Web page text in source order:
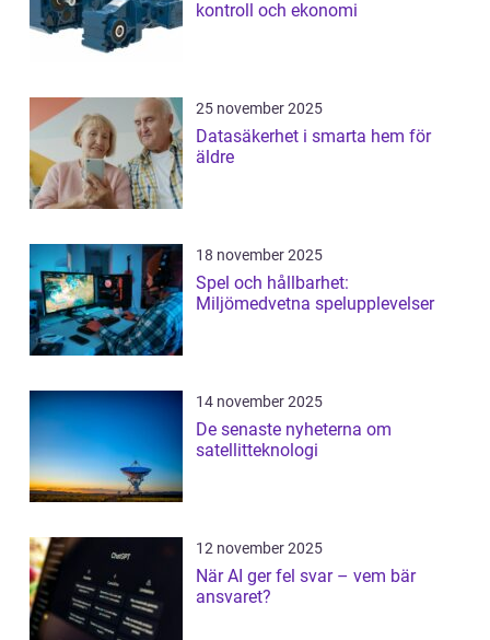
kontroll och ekonomi
25 november 2025
Datasäkerhet i smarta hem för
äldre
18 november 2025
Spel och hållbarhet:
Miljömedvetna spelupplevelser
14 november 2025
De senaste nyheterna om
satellitteknologi
12 november 2025
När AI ger fel svar – vem bär
ansvaret?